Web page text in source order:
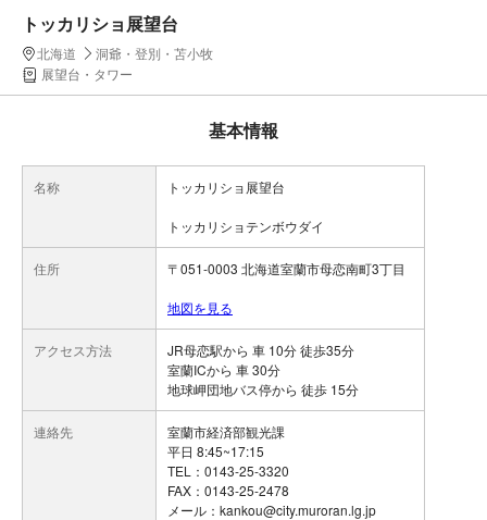
トッカリショ展望台
北海道
洞爺・登別・苫小牧
展望台・タワー
基本情報
名称 トッカリショ展望台
トッカリショテンボウダイ
住所 〒051-0003 北海道室蘭市母恋南町3丁目
地図を見る
アクセス方法
JR母恋駅から 車 10分 徒歩35分
室蘭ICから 車 30分
地球岬団地バス停から 徒歩 15分
連絡先
室蘭市経済部観光課
平日 8:45~17:15
TEL：0143-25-3320
FAX：0143-25-2478
メール：kankou@city.muroran.lg.jp